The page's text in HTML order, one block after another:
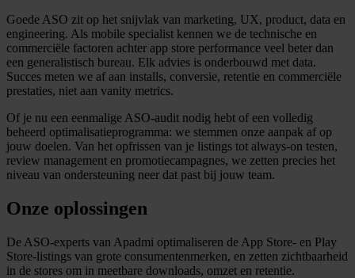
Goede ASO zit op het snijvlak van marketing, UX, product, data en
engineering. Als mobile specialist kennen we de technische en
commerciële factoren achter app store performance veel beter dan
een generalistisch bureau. Elk advies is onderbouwd met data.
Succes meten we af aan installs, conversie, retentie en commerciële
prestaties, niet aan vanity metrics.
Of je nu een eenmalige ASO-audit nodig hebt of een volledig
beheerd optimalisatieprogramma: we stemmen onze aanpak af op
jouw doelen. Van het opfrissen van je listings tot always-on testen,
review management en promotiecampagnes, we zetten precies het
niveau van ondersteuning neer dat past bij jouw team.
Onze oplossingen
De ASO-experts van Apadmi optimaliseren de App Store- en Play
Store-listings van grote consumentenmerken, en zetten zichtbaarheid
in de stores om in meetbare downloads, omzet en retentie.